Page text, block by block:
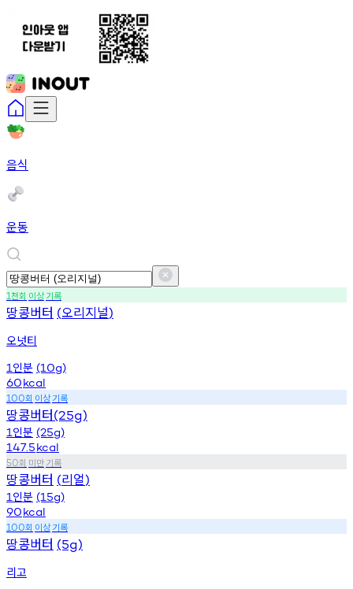
음식
운동
1천회 이상기록
땅콩버터 (오리지널)
오넛티
1 인분 (10g)
60kcal
100회 이상기록
땅콩버터(25g)
1 인분 (25g)
147.5kcal
50회 미만기록
땅콩버터 (리얼)
1 인분 (15g)
90kcal
100회 이상기록
땅콩버터 (5g)
리고